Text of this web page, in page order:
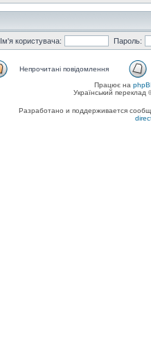
Ім'я користувача: Пароль:
Непрочитані повідомлення
Працює на
Український
Разработано и поддерживается